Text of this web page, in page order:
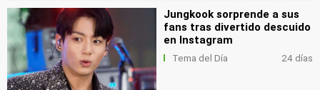
Jungkook sorprende a sus
fans tras divertido descuido
en Instagram
Tema del Día 24 días